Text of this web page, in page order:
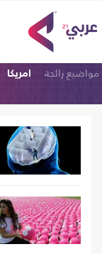
مواضيع رائجة امريكا